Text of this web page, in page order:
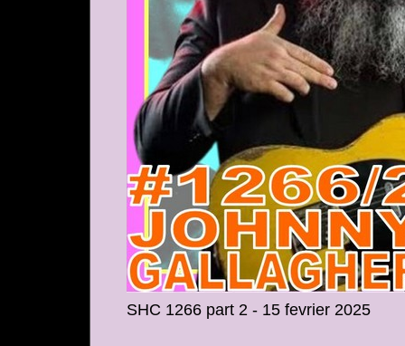
SHC 1266 part 2 - 15 fevrier 2025